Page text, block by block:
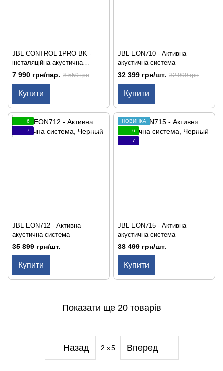
JBL CONTROL 1PRO BK -
інсталяційна акустична
система
7 990 грн/пар. 8 559 грн
Купити
JBL EON710 - Активна
акустична система
32 399 грн/шт. 32 999 грн
Купити
6
7
JBL EON712 - Активна
акустична система
35 899 грн/шт.
Купити
НОВИНКА
6
7
JBL EON715 - Активна
акустична система
38 499 грн/шт.
Купити
Показати ще 20 товарів
Назад 2 з 5 Вперед